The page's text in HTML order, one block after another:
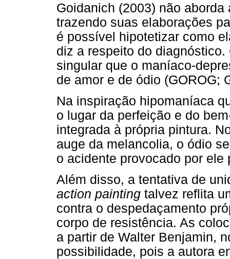
Goidanich (2003) não
trazendo suas elaborações
é possível hipotetizar como
diz a respeito do
singular que o maníaco-
de amor e de ódio (GOROG;
Na inspiração hipomaníaca
o lugar da perfeição e do
integrada à própria pintura.
auge da melancolia, o ódio
o acidente provocado por
Além disso, a tentativa de
action painting talvez reflita
contra o despedaçamento
corpo de resistência. As
a partir de Walter Benjamin,
possibilidade, pois a autora